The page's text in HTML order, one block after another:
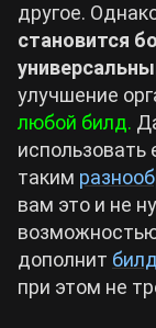
другое.
становится
улучшение
любой билд.
использовать
таким
вам это и не
дополнит
при этом не